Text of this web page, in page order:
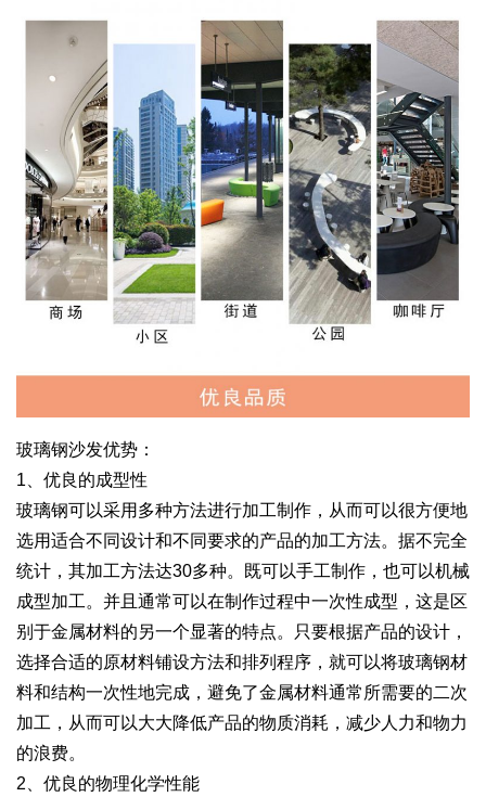
玻璃钢沙发优势：
1、优良的成型性
玻璃钢可以采用多种方法进行加工制作，从而可以很方便地
选用适合不同设计和不同要求的产品的加工方法。据不完全
统计，其加工方法达30多种。既可以手工制作，也可以机械
成型加工。并且通常可以在制作过程中一次性成型，这是区
别于金属材料的另一个显著的特点。只要根据产品的设计，
选择合适的原材料铺设方法和排列程序，就可以将玻璃钢材
料和结构一次性地完成，避免了金属材料通常所需要的二次
加工，从而可以大大降低产品的物质消耗，减少人力和物力
的浪费。
2、优良的物理化学性能